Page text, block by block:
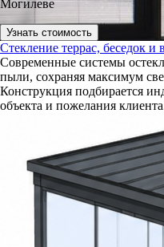
Могилеве
Узнать стоимость
Стекление террас, беседок и
Современные системы
пыли, сохраняя максимум
Конструкция подбирается
объекта и пожелания